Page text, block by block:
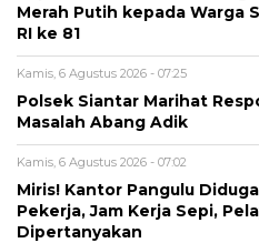
Merah Putih kepada Warga
RI ke 81
Kamis, 6 Agustus 2026 - 07:25
Polsek Siantar Marihat
Masalah Abang Adik
Kamis, 6 Agustus 2026 - 07:02
Miris! Kantor Pangulu
Pekerja, Jam Kerja Sepi,
Dipertanyakan